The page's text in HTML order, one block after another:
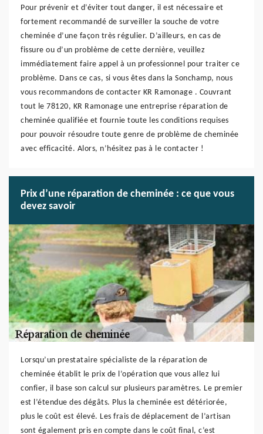
Pour prévenir et d’éviter tout danger, il est nécessaire et
fortement recommandé de surveiller la souche de votre
cheminée d’une façon très régulier. D’ailleurs, en cas de
fissure ou d’un problème de cette dernière, veuillez
immédiatement faire appel à un professionnel pour traiter ce
problème. Dans ce cas, si vous êtes dans la Sonchamp, nous
vous recommandons de contacter KR Ramonage . Couvrant
tout le 78120, KR Ramonage une entreprise réparation de
cheminée qualifiée et fournie toute les conditions requises
pour pouvoir résoudre toute genre de problème de cheminée
avec efficacité. Alors, n’hésitez pas à le contacter !
Prix d’une réparation de cheminée : ce que vous
devez savoir
Lorsqu’un prestataire spécialiste de la réparation de
cheminée établit le prix de l’opération que vous allez lui
confier, il base son calcul sur plusieurs paramètres. Le premier
est l’étendue des dégâts. Plus la cheminée est détériorée,
plus le coût est élevé. Les frais de déplacement de l’artisan
sont également pris en compte dans le coût final, c’est